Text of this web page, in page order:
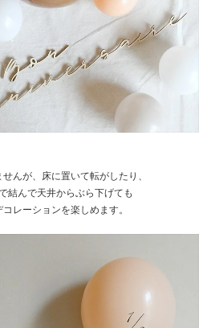
んが、床に置いて転がしたり、
結んで天井からぶら下げても
レーションを楽しめます。